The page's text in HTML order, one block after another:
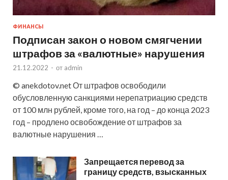
ФИНАНСЫ
Подписан закон о новом смягчении
штрафов за «валютные» нарушения
21.12.2022 - от admin
© anekdotov.net От штрафов освободили
обусловленную санкциями нерепатриацию средств
от 100 млн рублей, кроме того, на год – до конца 2023
год – продлено освобождение от штрафов за
валютные нарушения …
Запрещается перевод за
границу средств, взысканных